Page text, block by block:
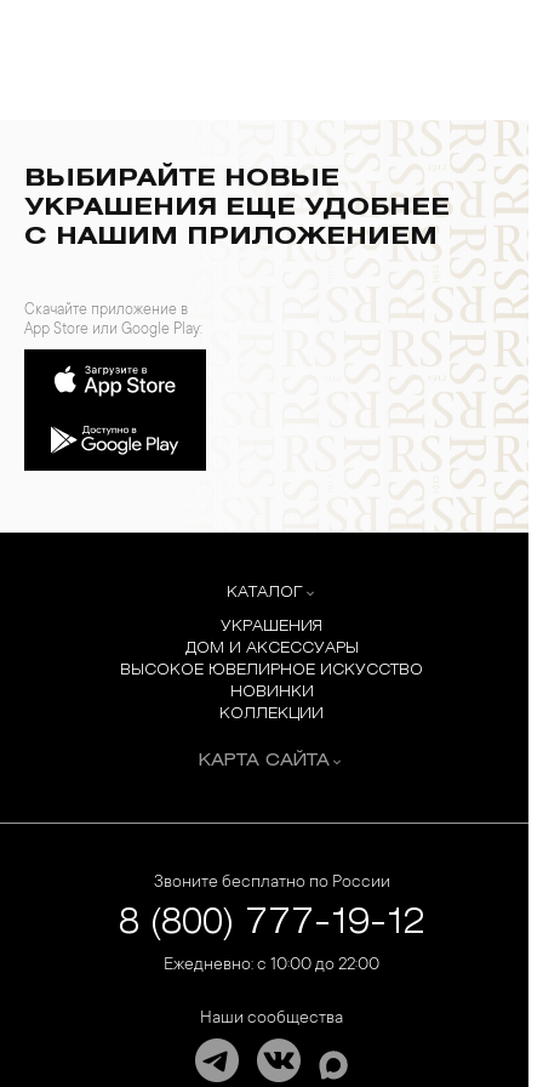
ВЫБИРАЙТЕ НОВЫЕ
УКРАШЕНИЯ ЕЩЕ УДОБНЕЕ
С НАШИМ ПРИЛОЖЕНИЕМ
Скачайте приложение в
App Store или Google Play:
КАТАЛОГ
УКРАШЕНИЯ
ДОМ И АКСЕССУАРЫ
ВЫСОКОЕ ЮВЕЛИРНОЕ ИСКУССТВО
НОВИНКИ
КОЛЛЕКЦИИ
КАРТА САЙТА
Звоните бесплатно по России
8 (800) 777-19-12
Ежедневно: с 10:00 до 22:00
Наши сообщества